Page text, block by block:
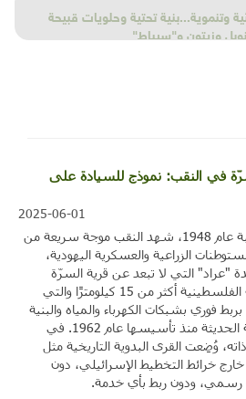
وتنموية...بنية تحتية وحلويات قبيحة
وزيتون و"سيباط"
في النقب: نموذج للسيادة على
2025-06-01
بعد نكبة عام 1948، شهد النقب موجة سريعة من
الزراعية والعسكرية اليهودية،
"عراد" التي لا تبعد عن قرية السرّة
البدوية الفلسطينية أكثر من 15 كيلومترًا والتي
فوري بشبكات الكهرباء والمياه والبنية
التحتية الحديثة منذ تأسيسها عام 1962. في
وُضِعت القرى البدوية التاريخية مثل
خرائط التخطيط الإسرائيلي، دون
رسمي، ودون ربط بأي خدمة.